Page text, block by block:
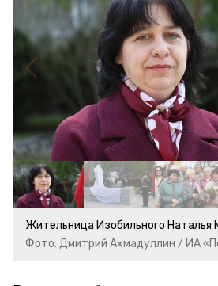
Жительница Изобильного Наталья
Фото: Дмитрий Ахмадуллин / ИА